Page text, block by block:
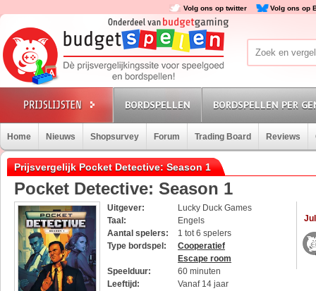
Volg ons op twitter Volg ons op
BORDSPELLEN BORDSPELLEN PER
Home Nieuws Shopsurvey Forum Trading Board Reviews
Prijsvergelijk Pocket Detective: Season 1
Pocket Detective: Season 1
Uitgever:
Lucky Duck Games
Taal:
Engels
Aantal spelers:
1 tot 6 spelers
Type bordspel:
Cooperatief
Escape room
Speelduur:
60 minuten
Leeftijd:
Vanaf 14 jaar